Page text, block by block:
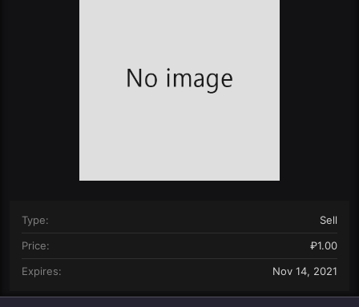
Type
Sell
Price
₽1.00
Expires
Nov 14, 2021